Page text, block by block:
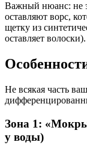
Важный нюанс: не
оставляют ворс,
щетку из
оставляет волоски).
Не всякая часть
Зона 1:
у воды)